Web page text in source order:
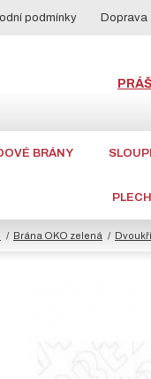
podmínky Doprava
BRÁNY
Brána OKO zelená